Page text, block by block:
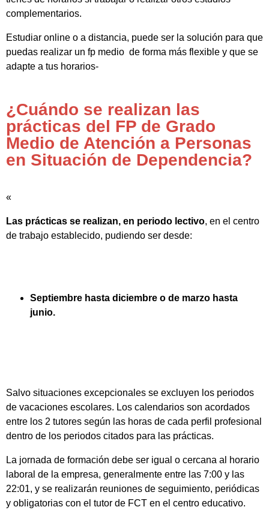
complementarios.
Estudiar online o a distancia, puede ser la solución para que
puedas realizar un fp medio de forma más flexible y que se
adapte a tus horarios-
¿Cuándo se realizan las
prácticas del FP de Grado
Medio de Atención a Personas
en Situación de Dependencia?
«
Las prácticas se realizan, en periodo lectivo, en el centro
de trabajo establecido, pudiendo ser desde:
Septiembre hasta diciembre o de marzo hasta
junio.
Salvo situaciones excepcionales se excluyen los periodos
de vacaciones escolares. Los calendarios son acordados
entre los 2 tutores según las horas de cada perfil profesional
dentro de los periodos citados para las prácticas.
La jornada de formación debe ser igual o cercana al horario
laboral de la empresa, generalmente entre las 7:00 y las
22:01, y se realizarán reuniones de seguimiento, periódicas
y obligatorias con el tutor de FCT en el centro educativo.